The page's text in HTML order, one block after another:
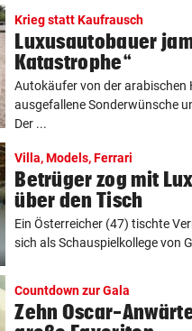
Krieg statt Kaufrausch
Luxusautobauer
Katastrophe“
Autokäufer von der arabischen
ausgefallene Sonderwünsche
Der ...
Villa, Models, Ferrari
Betrüger zog mit
über den Tisch
Ein Österreicher (47) tischte
sich als Schauspielkollege von
Countdown zur Gala
Zehn Oscar-